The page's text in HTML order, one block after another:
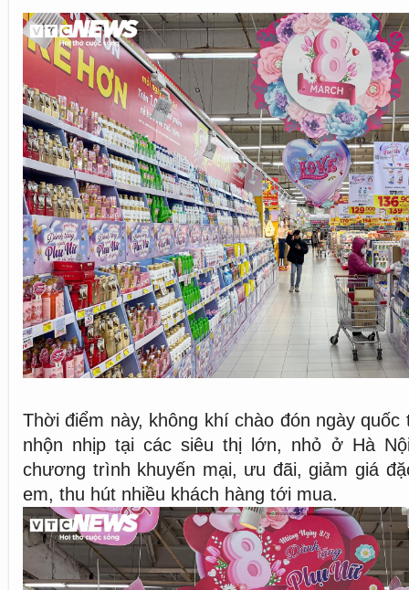
Thời điểm này, không khí chào đón ngày
nhộn nhịp tại các siêu thị lớn, nhỏ ở Hà
chương trình khuyến mại, ưu đãi, giảm giá
em, thu hút nhiều khách hàng tới mua.